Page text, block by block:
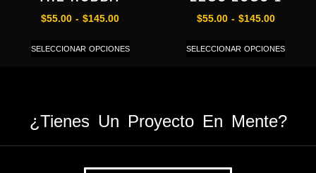
$55.00 - $145.00
SELECCIONAR OPCIONES
$55.00 - $145.00
SELECCIONAR OPCIONES
¿Tienes Un Proyecto En Mente?